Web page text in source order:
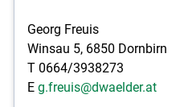
Georg Freuis
Winsau 5, 6850 Dornbirn
T 0664/3938273
E g.freuis@dwaelder.at